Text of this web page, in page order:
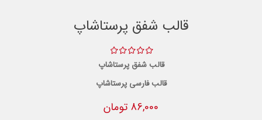
قالب شفق پرستاشاپ
قالب شفق پرستاشاپ
قالب فارسی پرستاشاپ
86,000 تومان